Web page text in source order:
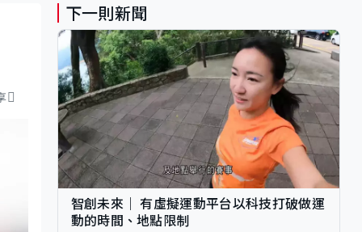
下一則新聞
智創未來｜ 有虛擬運動平台以科技打破做運
動的時間、地點限制